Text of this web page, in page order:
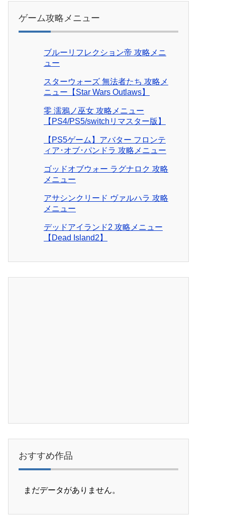
ゲーム攻略メニュー
ブルーリフレクション帝 攻略メニ
ュー
スターウォーズ 無法者たち 攻略メ
ニュー【Star Wars Outlaws】
零 濡鴉ノ巫女 攻略メニュー
【PS4/PS5/switchリマスター版】
【PS5ゲーム】アバター フロンテ
ィア･オブ･パンドラ 攻略メニュー
ゴッドオブウォー ラグナロク 攻略
メニュー
アサシンクリード ヴァルハラ 攻略
メニュー
デッドアイランド2 攻略メニュー
【Dead Island2】
おすすめ作品
まだデータがありません。